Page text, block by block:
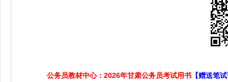
公务员教材中心：2026年甘肃公务员考试用书 【赠送笔